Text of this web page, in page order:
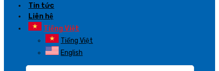
Tin tức
Liên hệ
Tiếng Việt
Tiếng Việt
English